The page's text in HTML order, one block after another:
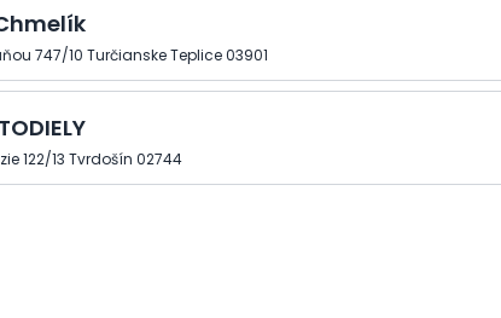
747/10 Turčianske Teplice 03901
122/13 Tvrdošín 02744